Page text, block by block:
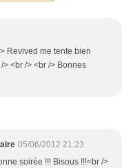
Revived me tente bien
<br /> <br /> Bonnes
05/06/2012 21:23
soirée !!! Bisous !!!<br />